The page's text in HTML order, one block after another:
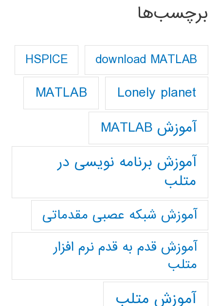
برچسب‌ها
download MATLAB
HSPICE
Lonely planet
MATLAB
آموزش MATLAB
آموزش برنامه نویسی در
متلب
آموزش شبکه عصبی مقدماتی
آموزش قدم به قدم نرم افزار
متلب
آموزش متلب